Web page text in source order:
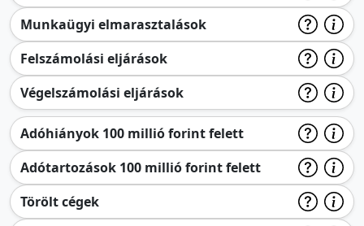
Munkaügyi elmarasztalások
Felszámolási eljárások
Végelszámolási eljárások
Adóhiányok 100 millió forint felett
Adótartozások 100 millió forint felett
Törölt cégek